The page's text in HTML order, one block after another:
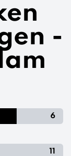
-
6
11